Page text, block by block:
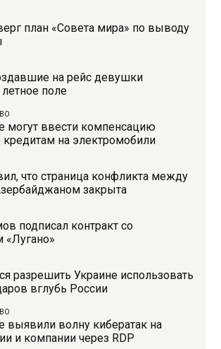
план «Совета мира» по выводу
на рейс девушки
поле
могут ввести компенсацию
кредитам на электромобили
что страница конфликта между
закрыта
подписал контракт со
разрешить Украине использовать
вглубь России
выявили волну кибератак на
и компании через RDP